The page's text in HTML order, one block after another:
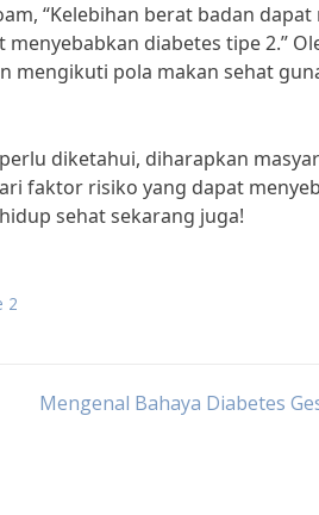
“Kelebihan berat badan
diabetes tipe 2.”
mengikuti pola makan sehat
diketahui, diharapkan
faktor risiko yang dapat
sehat sekarang juga!
2
Mengenal Bahaya Diabetes